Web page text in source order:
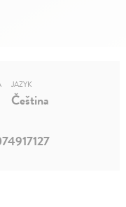
JAZYK
Čeština